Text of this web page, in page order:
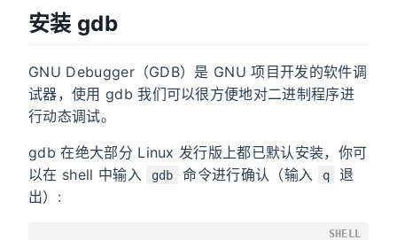
安装 gdb
GNU Debugger（GDB）是 GNU 项目开发的软件调
试器，使用 gdb 我们可以很方便地对二进制程序进
行动态调试。
gdb 在绝大部分 Linux 发行版上都已默认安装，你可
以在 shell 中输入
gdb 命令进行确认（输入 q
退
出）:
SHELL